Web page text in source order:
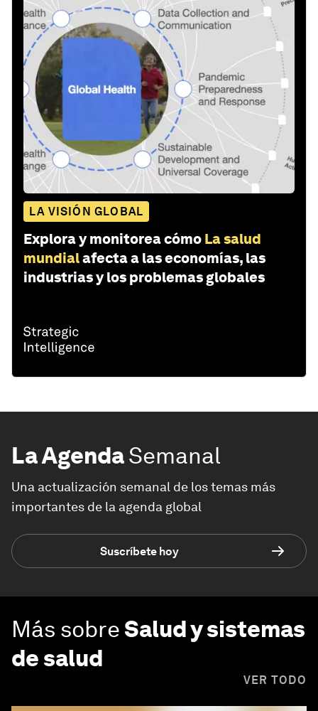
LA VISIÓN GLOBAL
Explora y monitorea cómo La salud
mundialafecta a las economías, las
industrias y los problemas globales
La AgendaSemanal
Una actualización semanal de los temas más
importantes de la agenda global
Suscríbete hoy
Más sobreSalud y sistemas
de salud
VER TODO